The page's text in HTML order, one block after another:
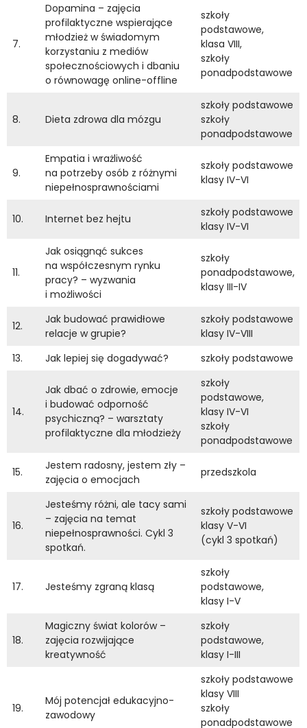
7.
Dopamina – zajęcia
profilaktyczne wspierające
młodzież w świadomym
korzystaniu z mediów
społecznościowych i dbaniu
o równowagę online-offline
szkoły
podstawowe,
klasa VIII,
szkoły
ponadpodstawowe
8. Dieta zdrowa dla mózgu
szkoły podstawowe
szkoły
ponadpodstawowe
9.
Empatia i wrażliwość
na potrzeby osób z różnymi
niepełnosprawnościami
szkoły podstawowe
klasy IV-VI
10. Internet bez hejtu
szkoły podstawowe
klasy IV-VI
11.
Jak osiągnąć sukces
na współczesnym rynku
pracy? – wyzwania
i możliwości
szkoły
ponadpodstawowe,
klasy III-IV
12.
Jak budować prawidłowe
relacje w grupie?
szkoły podstawowe
klasy IV-VIII
13.
Jak lepiej się dogadywać? szkoły podstawowe
14.
Jak dbać o zdrowie, emocje
i budować odporność
psychiczną? – warsztaty
profilaktyczne dla młodzieży
szkoły
podstawowe,
klasy IV-VI
szkoły
ponadpodstawowe
15.
Jestem radosny, jestem zły –
zajęcia o emocjach
przedszkola
16.
Jesteśmy różni, ale tacy sami
– zajęcia na temat
niepełnosprawności. Cykl 3
spotkań.
szkoły podstawowe
klasy V-VI
(cykl 3 spotkań)
17. Jesteśmy zgraną klasą
szkoły
podstawowe,
klasy I-V
18.
Magiczny świat kolorów –
zajęcia rozwijające
kreatywność
szkoły
podstawowe,
klasy I-III
19.
Mój potencjał edukacyjno-
zawodowy
szkoły podstawowe
klasy VIII
szkoły
ponadpodstawowe